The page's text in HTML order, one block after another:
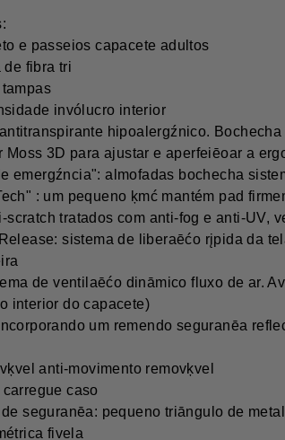
e passeios capacete adultos
de fibra tri
invólucro interior
hipoalergźnico.
Moss 3D para ajustar e aperfeiēoar a
emergźncia": almofadas bochecha
: um pequeno ķmć mantém pad
scratch tratados com anti-fog e anti-UV,
sistema de liberaēćo rįpida da
de ventilaēćo dināmico fluxo de ar.
interior do capacete)
um remendo seguranēa
anti-movimento removķvel
caso
seguranēa: pequeno triāngulo de
fivela